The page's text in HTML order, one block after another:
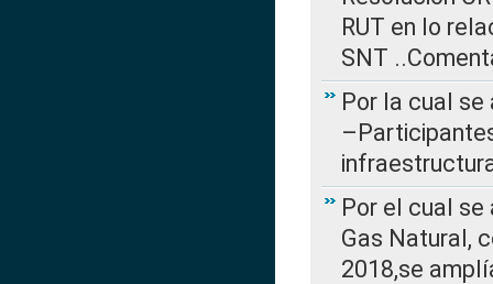
RUT en lo
SNT
Por la cual se
Por el cual
Gas Natural,
2018,se